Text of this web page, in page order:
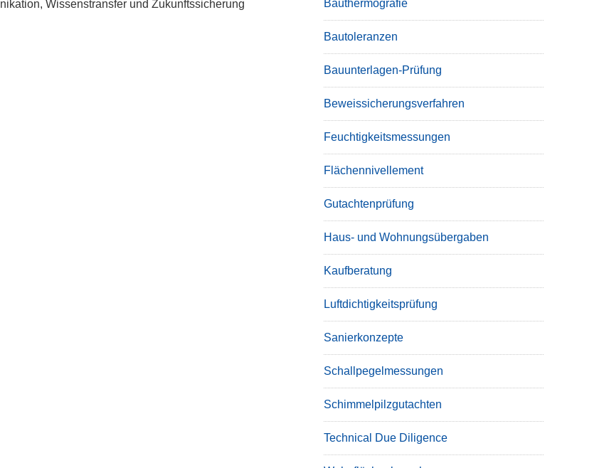
Wissenstransfer und Zukunftssicherung
Bauthermografie
Bautoleranzen
Bauunterlagen-Prüfung
Beweissicherungsverfahren
Feuchtigkeitsmessungen
Flächennivellement
Gutachtenprüfung
Haus- und Wohnungsübergaben
Kaufberatung
Luftdichtigkeitsprüfung
Sanierkonzepte
Schallpegelmessungen
Schimmelpilzgutachten
Technical Due Diligence